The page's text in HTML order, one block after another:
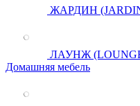
ЖАРДИН
ЛАУНЖ
Домашняя мебель